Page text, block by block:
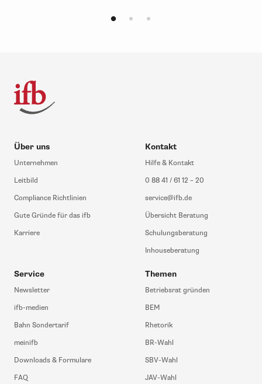
Über uns
Unternehmen
Leitbild
Compliance Richtlinien
Gute Gründe für das ifb
Karriere
Kontakt
Hilfe & Kontakt
0 88 41 / 61 12 – 20
service@ifb.de
Übersicht Beratung
Schulungsberatung
Inhouseberatung
Service
Newsletter
ifb-medien
Bahn Sondertarif
meinifb
Downloads & Formulare
FAQ
Themen
Betriebsrat gründen
BEM
Rhetorik
BR-Wahl
SBV-Wahl
JAV-Wahl